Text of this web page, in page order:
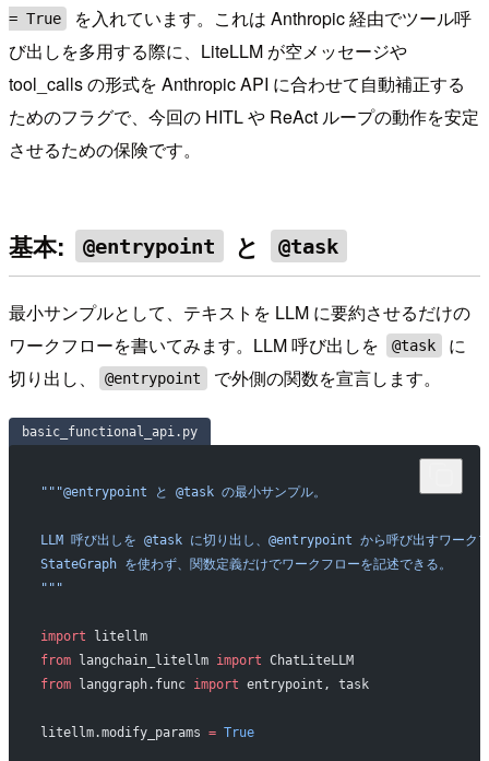
= True
を入れています。これは Anthropic 経由でツール呼
び出しを多用する際に、LiteLLM が空メッセージや
tool_calls の形式を Anthropic API に合わせて自動補正する
ためのフラグで、今回の HITL や ReAct ループの動作を安定
させるための保険です。
基本: @entrypoint と @task
最小サンプルとして、テキストを LLM に要約させるだけの
ワークフローを書いてみます。LLM 呼び出しを
@task
に
切り出し、
@entrypoint で外側の関数を宣言します。
basic_functional_api.py
"""@entrypoint と @task の最小サンプル。
LLM 呼び出しを @task に切り出し、@entrypoint から呼び出すワーク
StateGraph を使わず、関数定義だけでワークフローを記述できる。
"""
import litellm
from langchain_litellm import ChatLiteLLM
from langgraph.func import entrypoint, task
litellm.modify_params = True